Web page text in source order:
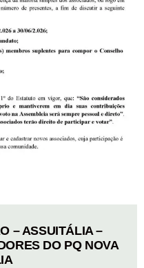
– ASSUITÁLIA –
DO PQ NOVA